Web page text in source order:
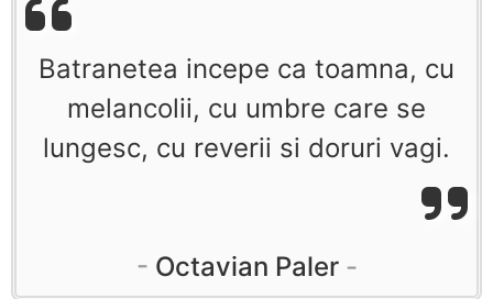
Batranetea incepe ca toamna, cu
melancolii, cu umbre care se
lungesc, cu reverii si doruri vagi.
Octavian Paler